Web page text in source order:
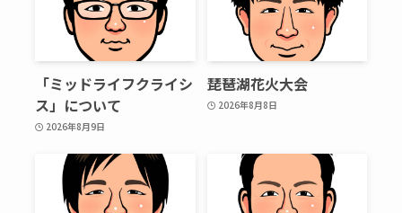
「ミッドライフクライシ
ス」について
2026年8月9日
琵琶湖花火大会
2026年8月8日